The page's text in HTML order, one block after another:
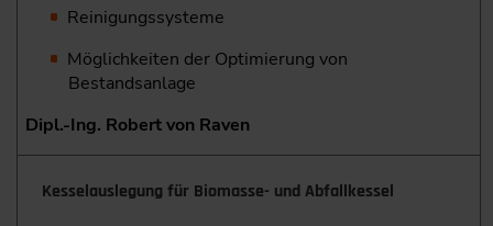
Reinigungssysteme
Möglichkeiten der Optimierung von
Bestandsanlage
Dipl.-Ing. Robert von Raven
Kesselauslegung für Biomasse- und Abfallkessel